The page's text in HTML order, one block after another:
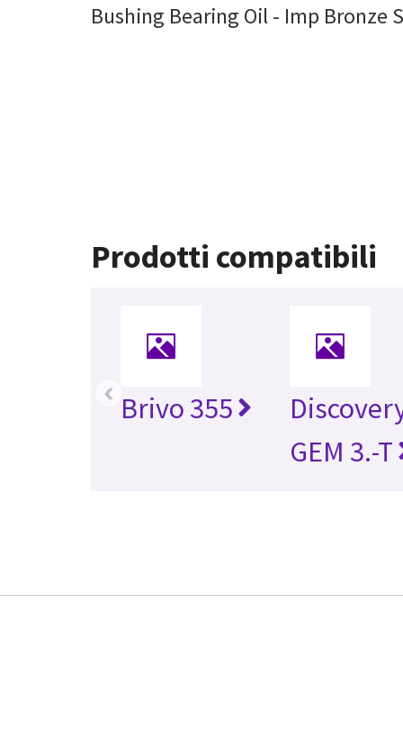
Bushing Bearing Oil - Imp Bronze
Prodotti compatibili
Brivo 355
GEM 3.-T
‹